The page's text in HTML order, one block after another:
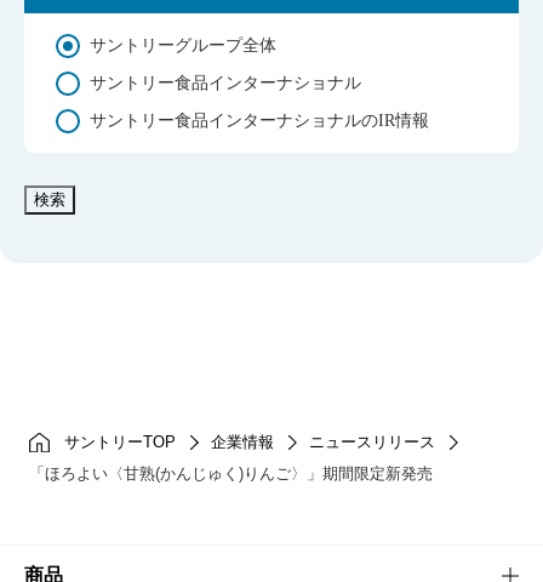
サントリーTOP 企業情報
ニュースリリース
「ほろよい〈甘熟(かんじゅく)りんご〉」期間限定新発売
サントリーグループ全体
サントリー食品インターナショナル
サントリー食品インターナショナルのIR情報
検索
商品